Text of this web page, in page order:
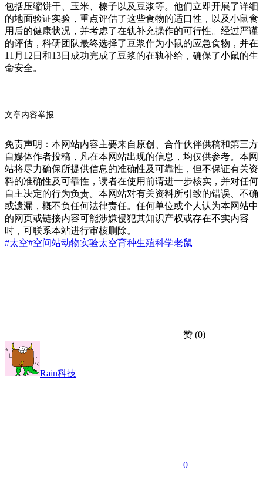
包括压缩饼干、玉米、榛子以及豆浆等。他们立即开展了详细
的地面验证实验，重点评估了这些食物的适口性，以及小鼠食
用后的健康状况，并考虑了在轨补充操作的可行性。经过严谨
的评估，科研团队最终选择了豆浆作为小鼠的应急食物，并在
11月12日和13日成功完成了豆浆的在轨补给，确保了小鼠的生
命安全。
文章内容举报
免责声明：本网站内容主要来自原创、合作伙伴供稿和第三方
自媒体作者投稿，凡在本网站出现的信息，均仅供参考。本网
站将尽力确保所提供信息的准确性及可靠性，但不保证有关资
料的准确性及可靠性，读者在使用前请进一步核实，并对任何
自主决定的行为负责。本网站对有关资料所引致的错误、不确
或遗漏，概不负任何法律责任。任何单位或个人认为本网站中
的网页或链接内容可能涉嫌侵犯其知识产权或存在不实内容
时，可联系本站进行审核删除。
#太空#空间站动物实验太空育种生殖科学老鼠
赞 (0)
Rain科技
0